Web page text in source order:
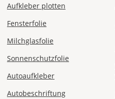
Aufkleber plotten
Fensterfolie
Milchglasfolie
Sonnenschutzfolie
Autoaufkleber
Autobeschriftung